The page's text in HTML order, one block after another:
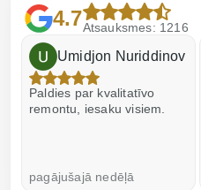
4.7Atsauksmes: 1216
Umidjon Nuriddinov
Paldies par kvalitatīvo
remontu, iesaku visiem.
pagājušajā nedēļā